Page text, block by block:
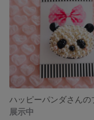
展示中